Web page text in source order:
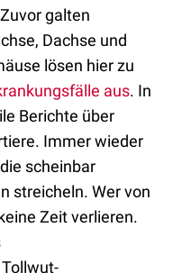
galten
Dachse und
lösen hier zu
aus. In
Berichte über
Immer wieder
scheinbar
streicheln. Wer von
Zeit verlieren.